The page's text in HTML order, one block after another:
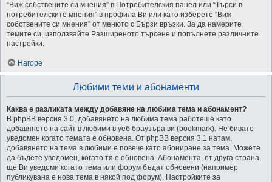
“Виж собствените си мнения” в Потребителския панел или “Търси в
потребителските мнения” в профила Ви или като изберете “Виж
собствените си мнения” от менюто с Бързи връзки. За да намерите
темите си, използвайте Разширеното търсене и попълнете различните
настройки.
Нагоре
Любими теми и абонаменти
Каква е разликата между добавяне на любима тема и абонамент?
В phpBB версия 3.0, добавянето на любима тема работеше като
добавянето на сайт в любими в уеб браузъра ви (bookmark). Не бивате
уведомен когато темата е обновена. От phpBB версия 3.1 натам,
добавянето на тема в любими е повече като абониране за тема. Можете
да бъдете уведомен, когато тя е обновена. Абонамента, от друга страна,
ще Ви уведоми когато тема или форум бъдат обновени (например
публикувана е нова тема в някой под форум). Настройките за